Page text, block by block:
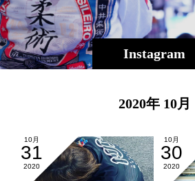
Instagram
2020年 10月
10月
31
2020
10月
30
2020